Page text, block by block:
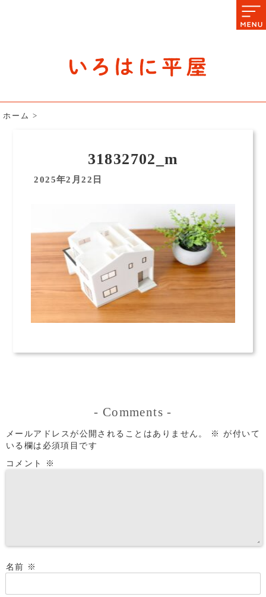
ホーム >
31832702_m
2025年2月22日
- Comments -
メールアドレスが公開されることはありません。 ※ が付いて
いる欄は必須項目です
コメント
※
名前 ※